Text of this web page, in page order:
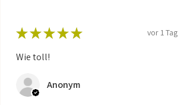
★ ★ ★ ★ ★ vor 1 Tag
Wie toll!
Anonym